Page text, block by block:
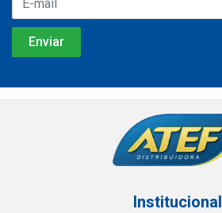
Institucional